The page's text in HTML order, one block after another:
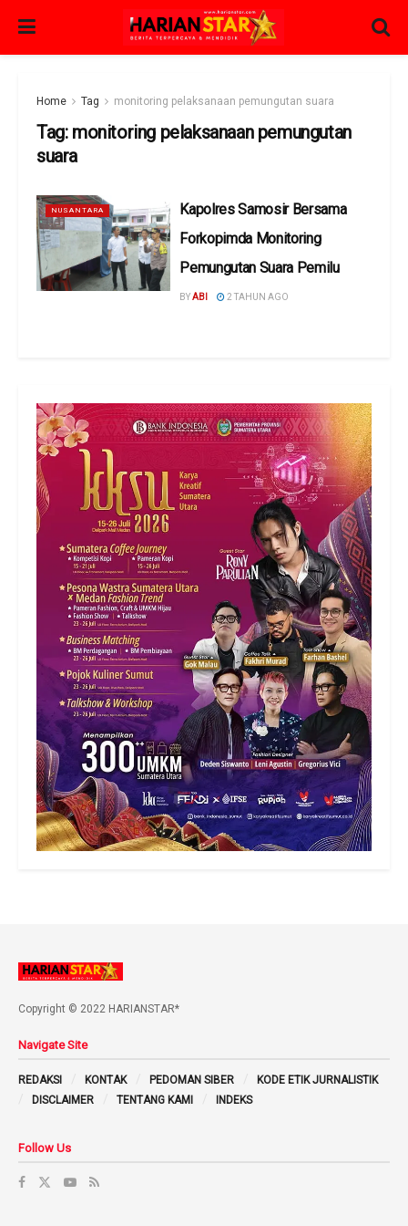
Home Tag monitoring pelaksanaan pemungutan suara
Tag: monitoring pelaksanaan pemungutan
suara
NUSANTARA
Kapolres Samosir Bersama
Forkopimda Monitoring
Pemungutan Suara Pemilu
BYABI 2 TAHUN AGO
Copyright © 2022 HARIANSTAR*
Navigate Site
REDAKSI KONTAK PEDOMAN SIBER
KODE ETIK JURNALISTIK
DISCLAIMER
TENTANG KAMI INDEKS
Follow Us